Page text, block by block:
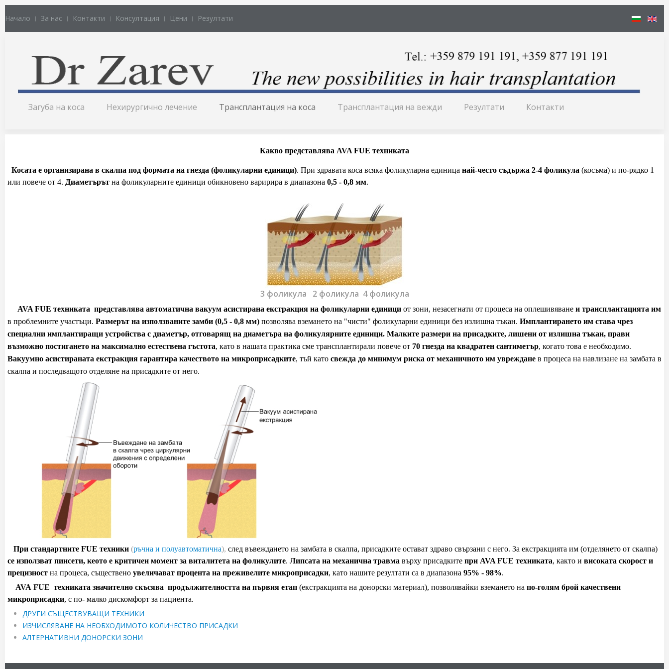
Начало За нас Контакти Консултация Цени Резултати
Загуба на коса Нехирургично лечение Трансплантация на коса Трансплантация на вежди Резултати Контакти
Какво представлява AVA FUE техниката
Косата е организирана в скалпа под формата на гнезда (фоликуларни единици). При здравата коса всяка фоликуларна единица най-често съдържа 2-4 фоликула (косъма) и по-рядко 1
или повече от 4. Диаметърът на фоликуларните единици обикновено варирира в диапазона 0,5 - 0,8 мм.
3 фоликула 2 фоликула 4 фоликула
AVA FUE техниката представлява автоматична вакуум асистирана екстракция на фоликуларни единици от зони, незасегнати от процеса на оплешивяване и трансплантацията им
в проблемните участъци. Размерът на използваните замби (0,5 - 0,8 мм) позволява вземането на "чисти" фоликуларни единици без излишна тъкан. Имплантирането им става чрез
специални имплантиращи устройства с диаметър, отговарящ на диаметъра на фоликулярните единици. Малките размери на присадките, лишени от излишна тъкан, прави
възможно постигането на максимално естествена гъстота, като в нашата практика сме трансплантирали повече от 70 гнезда на квадратен сантиметър, когато това е необходимо.
Вакуумно асистираната екстракция гарантира качеството на микроприсадките, тъй като свежда до минимум риска от механичното им увреждане в процеса на навлизане на замбата в
скалпа и последващото отделяне на присадките от него.
При стандартните FUE техники (ръчна и полуавтоматична), след въвеждането на замбата в скалпа, присадките остават здраво свързани с него. За екстракцията им (отделянето от скалпа)
се използват пинсети, кеото е критичен момент за виталитета на фоликулите. Липсата на механична травма върху присадките при AVA FUE техниката, както и високата скорост и
прецизност на процеса, съществено увеличават процента на преживелите микроприсадки, като нашите резултати са в диапазона 95% - 98%.
AVA FUE техниката значително скъсява продължителността на първия етап (екстракцията на донорски материал), позволявайки вземането на по-голям брой качествени
микроприсадки, с по- малко дискомфорт за пациента.
ДРУГИ СЪЩЕСТВУВАЩИ ТЕХНИКИ
ИЗЧИСЛЯВАНЕ НА НЕОБХОДИМОТО КОЛИЧЕСТВО ПРИСАДКИ
АЛТЕРНАТИВНИ ДОНОРСКИ ЗОНИ